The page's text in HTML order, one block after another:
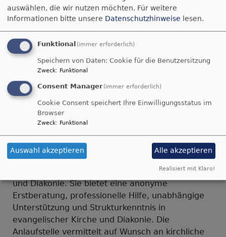
342;Mail: meldestelleSG@elkb.de
Anlaufstelle.help
Die zentrale Anlaufstelle.help ist eine
unabhängige und kostenlose Beratungsstelle für
Betroffene von sexualisierter Gewalt in Kirche
und Diakonie. Sie bietet eine anonyme
Erstberatung, professionelle Hilfe, unabhängige
Unterstützung und Strukturkenntnis in
evangelischer Kirche und Diakonie. Die
Anlaufstelle vermittelt auf Wunsch an kirchliche
auswählen, die wir nutzen möchten. Für weitere
Informationen bitte unsere Datenschutzhinweise lesen.
Funktional (immer erforderlich)
Speichern von Daten: Cookie für die Benutzersitzung
Zweck: Funktional
Consent Manager (immer erforderlich)
Cookie Consent speichert Ihre Einwilligungsstatus im
Browser
Zweck: Funktional
Auswahl akzeptieren Alle akzeptieren
Realisiert mit Klaro!